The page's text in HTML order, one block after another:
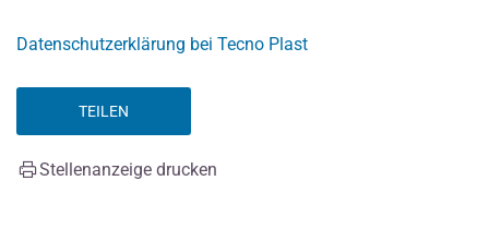
Datenschutzerklärung bei Tecno Plast
TEILEN
Stellenanzeige drucken